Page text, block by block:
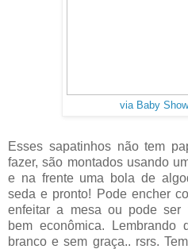
via Baby
Esses sapatinhos não tem
fazer, são montados usando
e na frente uma bola de
seda e pronto! Pode encher
enfeitar a mesa ou pode ser
bem econômica.
branco e sem graça.. rsrs.